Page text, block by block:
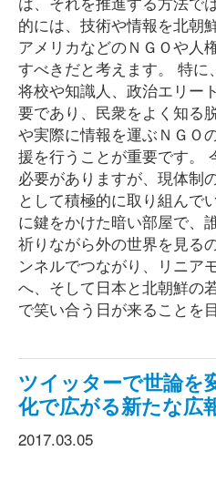
的には、技術や情報を北朝
アメリカなどのＮＧＯや人
すべきだと考えます。 特
将校や知識人、政治エリー
要であり、民衆をよく知る
や実際に情報を運ぶＮＧＯ
援を行うことが重要です。
必要がありますが、現体制
として積極的に取り組んで
に鍵をかけた暗い部屋で、
祈りながら外の世界を見る
ンネルでつながり、リニア
へ、そして日本と北朝鮮の
で笑い合う日が来ることを
ツイッターで世論を
化で広がる新たな広
2017.03.05